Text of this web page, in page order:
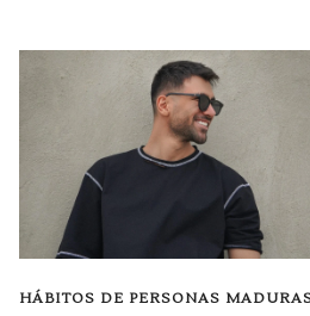
HÁBITOS DE PERSONAS